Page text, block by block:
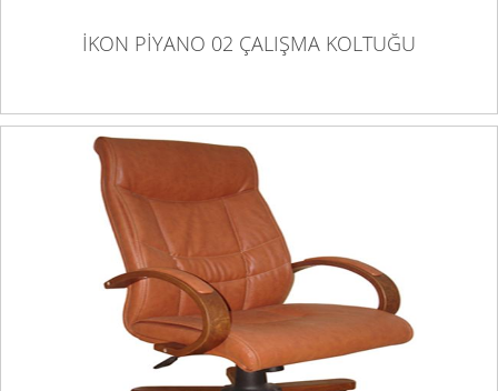
İKON PİYANO 02 ÇALIŞMA KOLTUĞU
İKON RİSUS 01 ÇALIŞMA KOLTUĞU